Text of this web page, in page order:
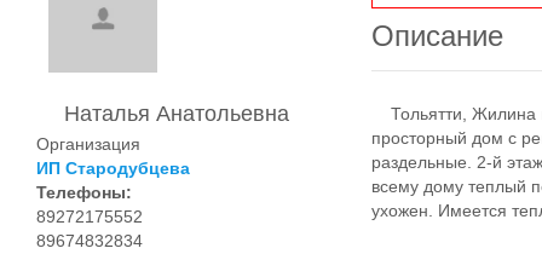
Наталья Анатольевна
Организация
ИП Стародубцева
Телефоны:
89272175552
89674832834
Описание
Тольятти, Жилина
просторный дом с
раздельные. 2-й
всему дому теплый
ухожен. Имеется